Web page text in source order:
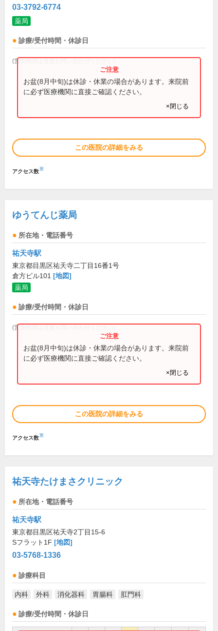
03-3792-6774
薬局
診療/受付時間・休診日
(営業時間は直接お問い合わせください)
お盆(8月中旬)は休診・休業の場合があります。来院前
に必ず医療機関に直接ご確認ください。
×閉じる
この医院の詳細をみる
アクセス数※
ゆうてんじ薬局
所在地・電話番号
祐天寺駅
東京都目黒区祐天寺二丁目16番1号
倉方ビル101 [地図]
薬局
診療/受付時間・休診日
(営業時間は直接お問い合わせください)
お盆(8月中旬)は休診・休業の場合があります。来院前
に必ず医療機関に直接ご確認ください。
×閉じる
この医院の詳細をみる
アクセス数※
祐天寺たけまさクリニック
所在地・電話番号
祐天寺駅
東京都目黒区祐天寺2丁目15-6
Sフラット1F [地図]
03-5768-1336
診療科目
内科 外科 消化器科 胃腸科 肛門科
診療/受付時間・休診日